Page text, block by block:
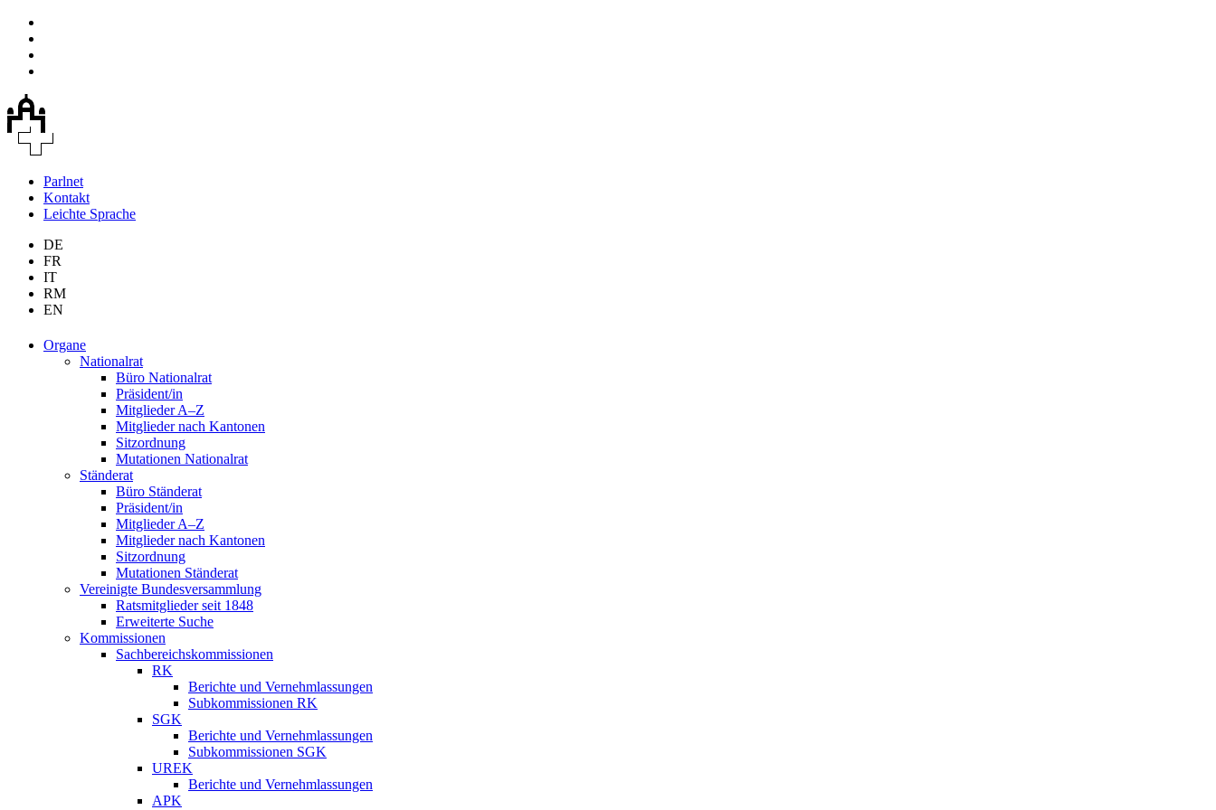
Parlnet
Kontakt
Leichte Sprache
DE
FR
IT
RM
EN
Organe
Nationalrat
Büro Nationalrat
Präsident/in
Mitglieder A–Z
Mitglieder nach Kantonen
Sitzordnung
Mutationen Nationalrat
Ständerat
Büro Ständerat
Präsident/in
Mitglieder A–Z
Mitglieder nach Kantonen
Sitzordnung
Mutationen Ständerat
Vereinigte Bundesversammlung
Ratsmitglieder seit 1848
Erweiterte Suche
Kommissionen
Sachbereichskommissionen
RK
Berichte und Vernehmlassungen
Subkommissionen RK
SGK
Berichte und Vernehmlassungen
Subkommissionen SGK
UREK
Berichte und Vernehmlassungen
APK